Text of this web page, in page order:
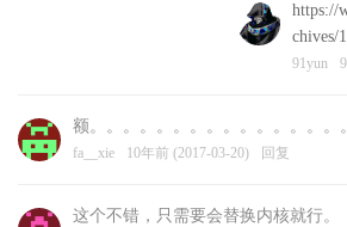
https://
chives/
91yun
额。。。。。。。。。。。。。。。
fa__xie 10年前 (2017-03-20) 回复
这个不错，只需要会替换内核就行。